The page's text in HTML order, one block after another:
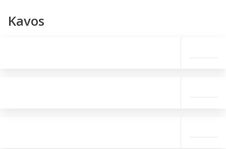
Kavos